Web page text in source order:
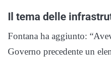
Il tema delle
Fontana ha aggiunto:
Governo precedente un